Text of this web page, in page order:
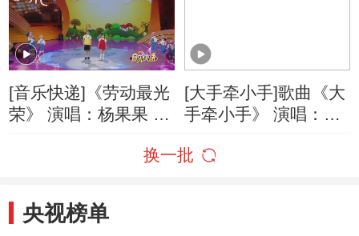
[音乐快递]《劳动最光
荣》 演唱：杨果果 屈
[大手牵小手]歌曲《大
手牵小手》 演唱：鞠
换一批
央视榜单